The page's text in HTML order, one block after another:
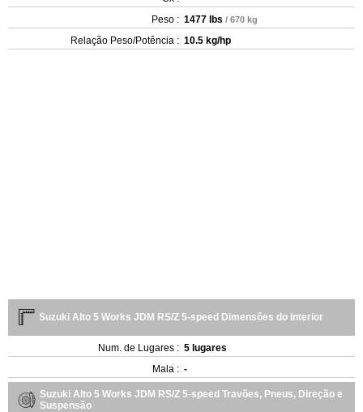
Peso : 1477 lbs / 670 kg
Relação Peso/Potência : 10.5 kg/hp
Suzuki Alto 5 Works JDM RS/Z 5-speed Dimensões do interior
Num. de Lugares : 5 lugares
Mala : -
Suzuki Alto 5 Works JDM RS/Z 5-speed Travões, Pneus, Direção e
Suspensão